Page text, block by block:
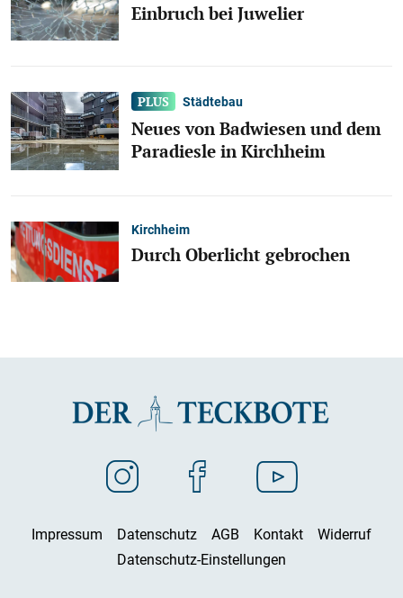
Einbruch bei Juwelier
Städtebau
Neues von Badwiesen und dem
Paradiesle in Kirchheim
Kirchheim
Durch Oberlicht gebrochen
Impressum Datenschutz AGB Kontakt
Widerruf
Datenschutz-Einstellungen